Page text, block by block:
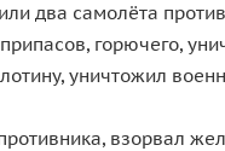
два самолёта
горючего,
уничтожил
взорвал